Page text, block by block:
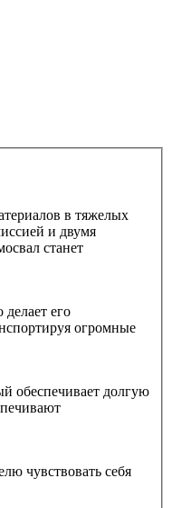
в тяжелых
и двумя
станет
его
огромные
обеспечивает долгую
чувствовать себя